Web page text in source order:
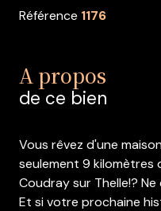
Référence 1176
A propos
de ce bien
Vous rêvez d'une
seulement 9 kilomètres
Coudray sur Thelle!?
Et si votre prochaine